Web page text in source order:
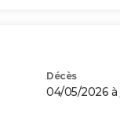
Décès
04/05/2026 à